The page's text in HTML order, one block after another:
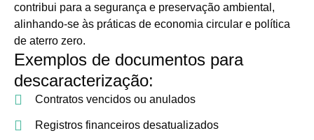
contribui para a segurança e preservação ambiental,
alinhando-se às práticas de economia circular e política
de aterro zero.
Exemplos de documentos para
descaracterização:
Contratos vencidos ou anulados
Registros financeiros desatualizados